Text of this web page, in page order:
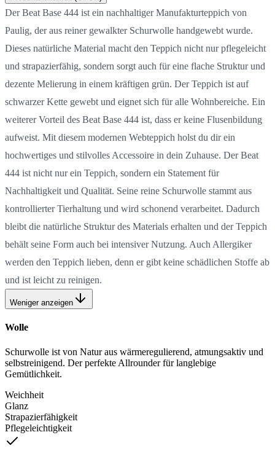
Der Beat Base 444 ist ein nachhaltiger Manufakturteppich von
Paulig, der aus reiner gewalkter Schurwolle handgewebt wurde.
Dieses natürliche Material macht den Teppich nicht nur pflegeleicht
und strapazierfähig, sondern sorgt auch für eine flache Struktur und
dezente Melierung in einem kräftigen grün. Der Teppich ist auf
schwarzer Kette gewebt und eignet sich für alle Wohnbereiche. Ein
weiterer Vorteil des Beat Base 444 ist, dass er keine Flusenbildung
aufweist. Mit diesem modernen Webteppich holst du dir ein
hochwertiges und stilvolles Accessoire in dein Zuhause. Der Beat
444 ist nicht nur ein Teppich, sondern ein Statement für
Nachhaltigkeit und Qualität. Seine reine Schurwolle stammt aus
kontrollierter Tierhaltung und wird schonend verarbeitet. Dadurch
bleibt die natürliche Struktur des Materials erhalten und der Teppich
behält seine Form auch bei intensiver Nutzung. Auch Allergiker
werden den Teppich lieben, denn er gibt keine schädlichen Stoffe ab
und ist leicht zu reinigen.
Weniger anzeigen
Wolle
Schurwolle ist von Natur aus wärmeregulierend, atmungsaktiv und
selbstreinigend. Der perfekte Allrounder für langlebige
Gemütlichkeit.
Weichheit
Glanz
Strapazierfähigkeit
Pflegeleichtigkeit